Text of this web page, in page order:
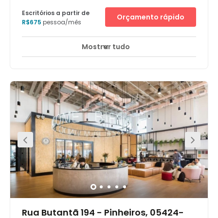
Escritórios a partir de
R$675 pessoa/mês
Orçamento rápido
Mostrar tudo
Rua Butantã 194 - Pinheiros, 05424-